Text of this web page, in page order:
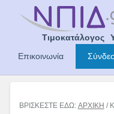
Τιμοκατάλογος
Επικοινωνία
ΒΡΙΣΚΕΣΤΕ ΕΔΩ: ΑΡΧΙΚΗ /